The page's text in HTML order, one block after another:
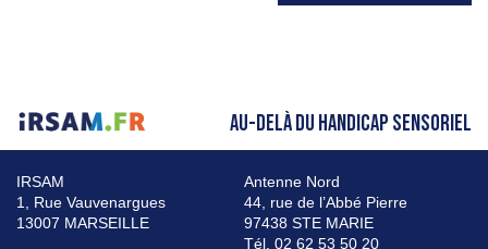
AU-DELÀ DU HANDICAP SENSORIEL
IRSAM
1, Rue Vauvenargues
13007 MARSEILLE
Antenne Nord
44, rue de l’Abbé Pierre
97438 STE MARIE
Tél. 02 62 53 50 20